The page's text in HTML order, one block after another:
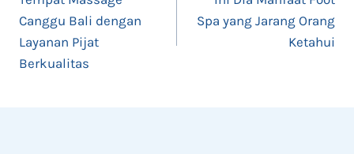
navigation
Canggu Bali dengan
Layanan Pijat
Berkualitas
Spa yang Jarang Orang
Ketahui